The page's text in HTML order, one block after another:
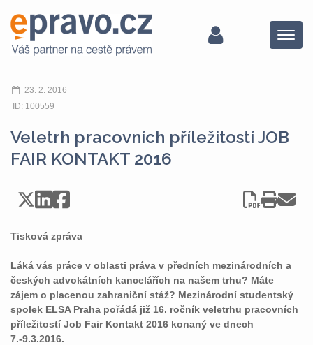
Menu
23. 2. 2016
ID: 100559
Veletrh pracovních příležitostí JOB
FAIR KONTAKT 2016
Tisková zpráva
Láká vás práce v oblasti práva v předních mezinárodních a
českých advokátních kancelářích na našem trhu? Máte
zájem o placenou zahraniční stáž? Mezinárodní studentský
spolek ELSA Praha pořádá již 16. ročník veletrhu pracovních
příležitostí Job Fair Kontakt 2016 konaný ve dnech
7.-9.3.2016.